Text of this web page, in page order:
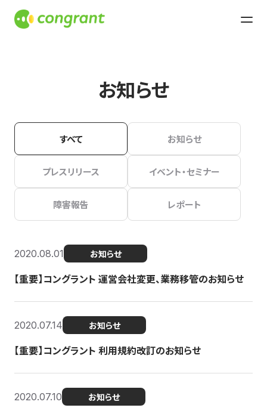
お知らせ
すべて お知らせ
プレスリリース イベント・セミナー
障害報告 レポート
2020.08.01 お知らせ
【重要】コングラント 運営会社変更、業務移管のお知らせ
2020.07.14 お知らせ
【重要】コングラント 利用規約改訂のお知らせ
2020.07.10 お知らせ